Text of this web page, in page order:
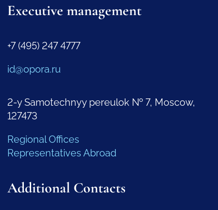
Executive management
+7 (495) 247 4777
id@opora.ru
2-y Samotechnyy pereulok № 7, Moscow,
127473
Regional Offices
Representatives Abroad
Additional Contacts